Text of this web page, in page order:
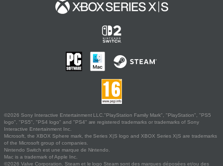
©2026 Sony Interactive Entertainment LLC."PlayStation Family Mark", "PlayStation", "PS5
logo", "PS5", "PS4 logo" and "PS4" are registered trademarks or trademarks of Sony
Interactive Entertainment Inc.
Microsoft, the XBOX Sphere mark, the Series X|S logo and XBOX Series X|S are trademarks
of the Microsoft group of companies.
Nintendo Switch est une marque de Nintendo.
Mac is a trademark of Apple Inc.
©2026 Valve Corporation. Steam et le logo Steam sont des marques déposées et/ou des